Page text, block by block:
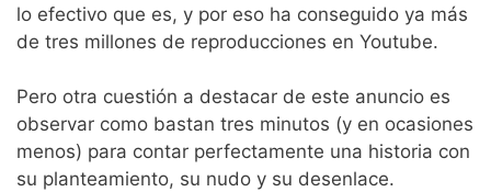
lo efectivo que es, y por eso ha conseguido ya más
de tres millones de reproducciones en Youtube.
Pero otra cuestión a destacar de este anuncio es
observar como bastan tres minutos (y en ocasiones
menos) para contar perfectamente una historia con
su planteamiento, su nudo y su desenlace.